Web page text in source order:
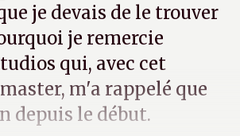
je devais de le trouver
je remercie
qui, avec cet
m'a rappelé que
depuis le début.